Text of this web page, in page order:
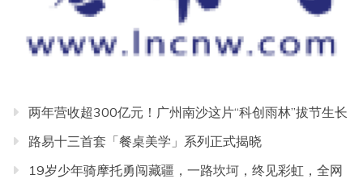
两年营收超300亿元！广州南沙这片“科创雨林”拔节生长
路易十三首套「餐桌美学」系列正式揭晓
19岁少年骑摩托勇闯藏疆，一路坎坷，终见彩虹，全网